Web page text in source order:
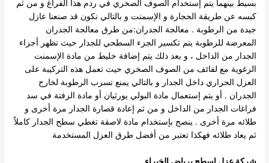
بسيط بينهما يتم إستخدام الصوف الصخري في ردم هذا الفراغ و من ثم
كبسه عن طريقة الحجارة و الإسمنت و بالتالي نكون قد صنعنا عازل
جيدة من الرطوبة . معالجة الجدران:من طرق معالجة الجدران
المعرضة للرطوبة يتم تكسير الجزء السطحي للجدار حيث تظهر أجزاء
الجدار من الداخل ، و بعد ذلك يتم إضافة خليط من مادة الإسمنت
الرغوية مع لفائف من الصوف الصخري حيث تعمل هذه التركيبة على
العزل الحراري داخل الجدار و بالتالي يمنع تسرب الرطوبة لخارج
الجدران . أو يتم إستعمال مادة البولي يورثيان أو مادة الزفتة في سد
فراغات الجدار من الداخل و من ثم إعادة قصارة الجدار مرة أخرى و
طلائه مرة أخرى . ينصح بإستخدام مادة لاصقة تغطي سطح الجدار كاملاً
ثم يعاد طلائه فهكذا تعتبر من أفضل طرق العزل المستخدمة